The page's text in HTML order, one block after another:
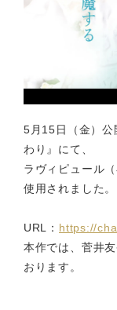
5月15日（金）公
わり』にて、
ラヴィピュール
使用されました。
URL： https://
本作では、菅井
おります。